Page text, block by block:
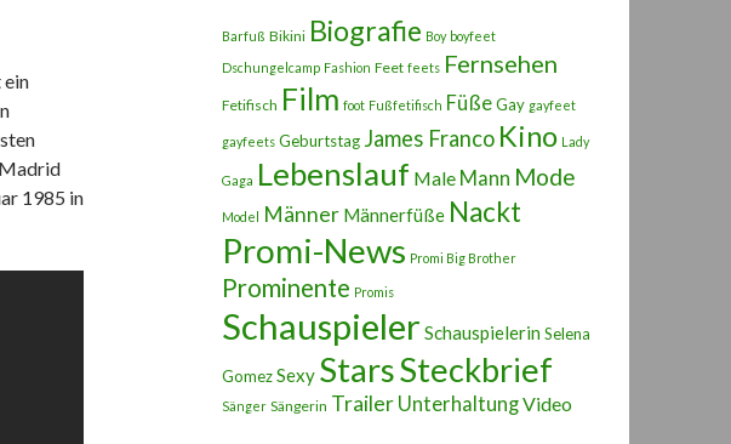
ein
1985 in
Barfuß Bikini Biografie Boy boyfeet
Dschungelcamp Fashion Feet feets Fernsehen
Fetifisch Film foot Fußfetifisch FüßeGay gayfeet
gayfeets Geburtstag James Franco Kino Lady
Gaga Lebenslauf Male Mann Mode
Model Männer Männerfüße Nackt
Promi-News Promi Big Brother
Prominente Promis
Schauspieler Schauspielerin Selena
GomezSexy StarsSteckbrief
Sänger Sängerin Trailer UnterhaltungVideo